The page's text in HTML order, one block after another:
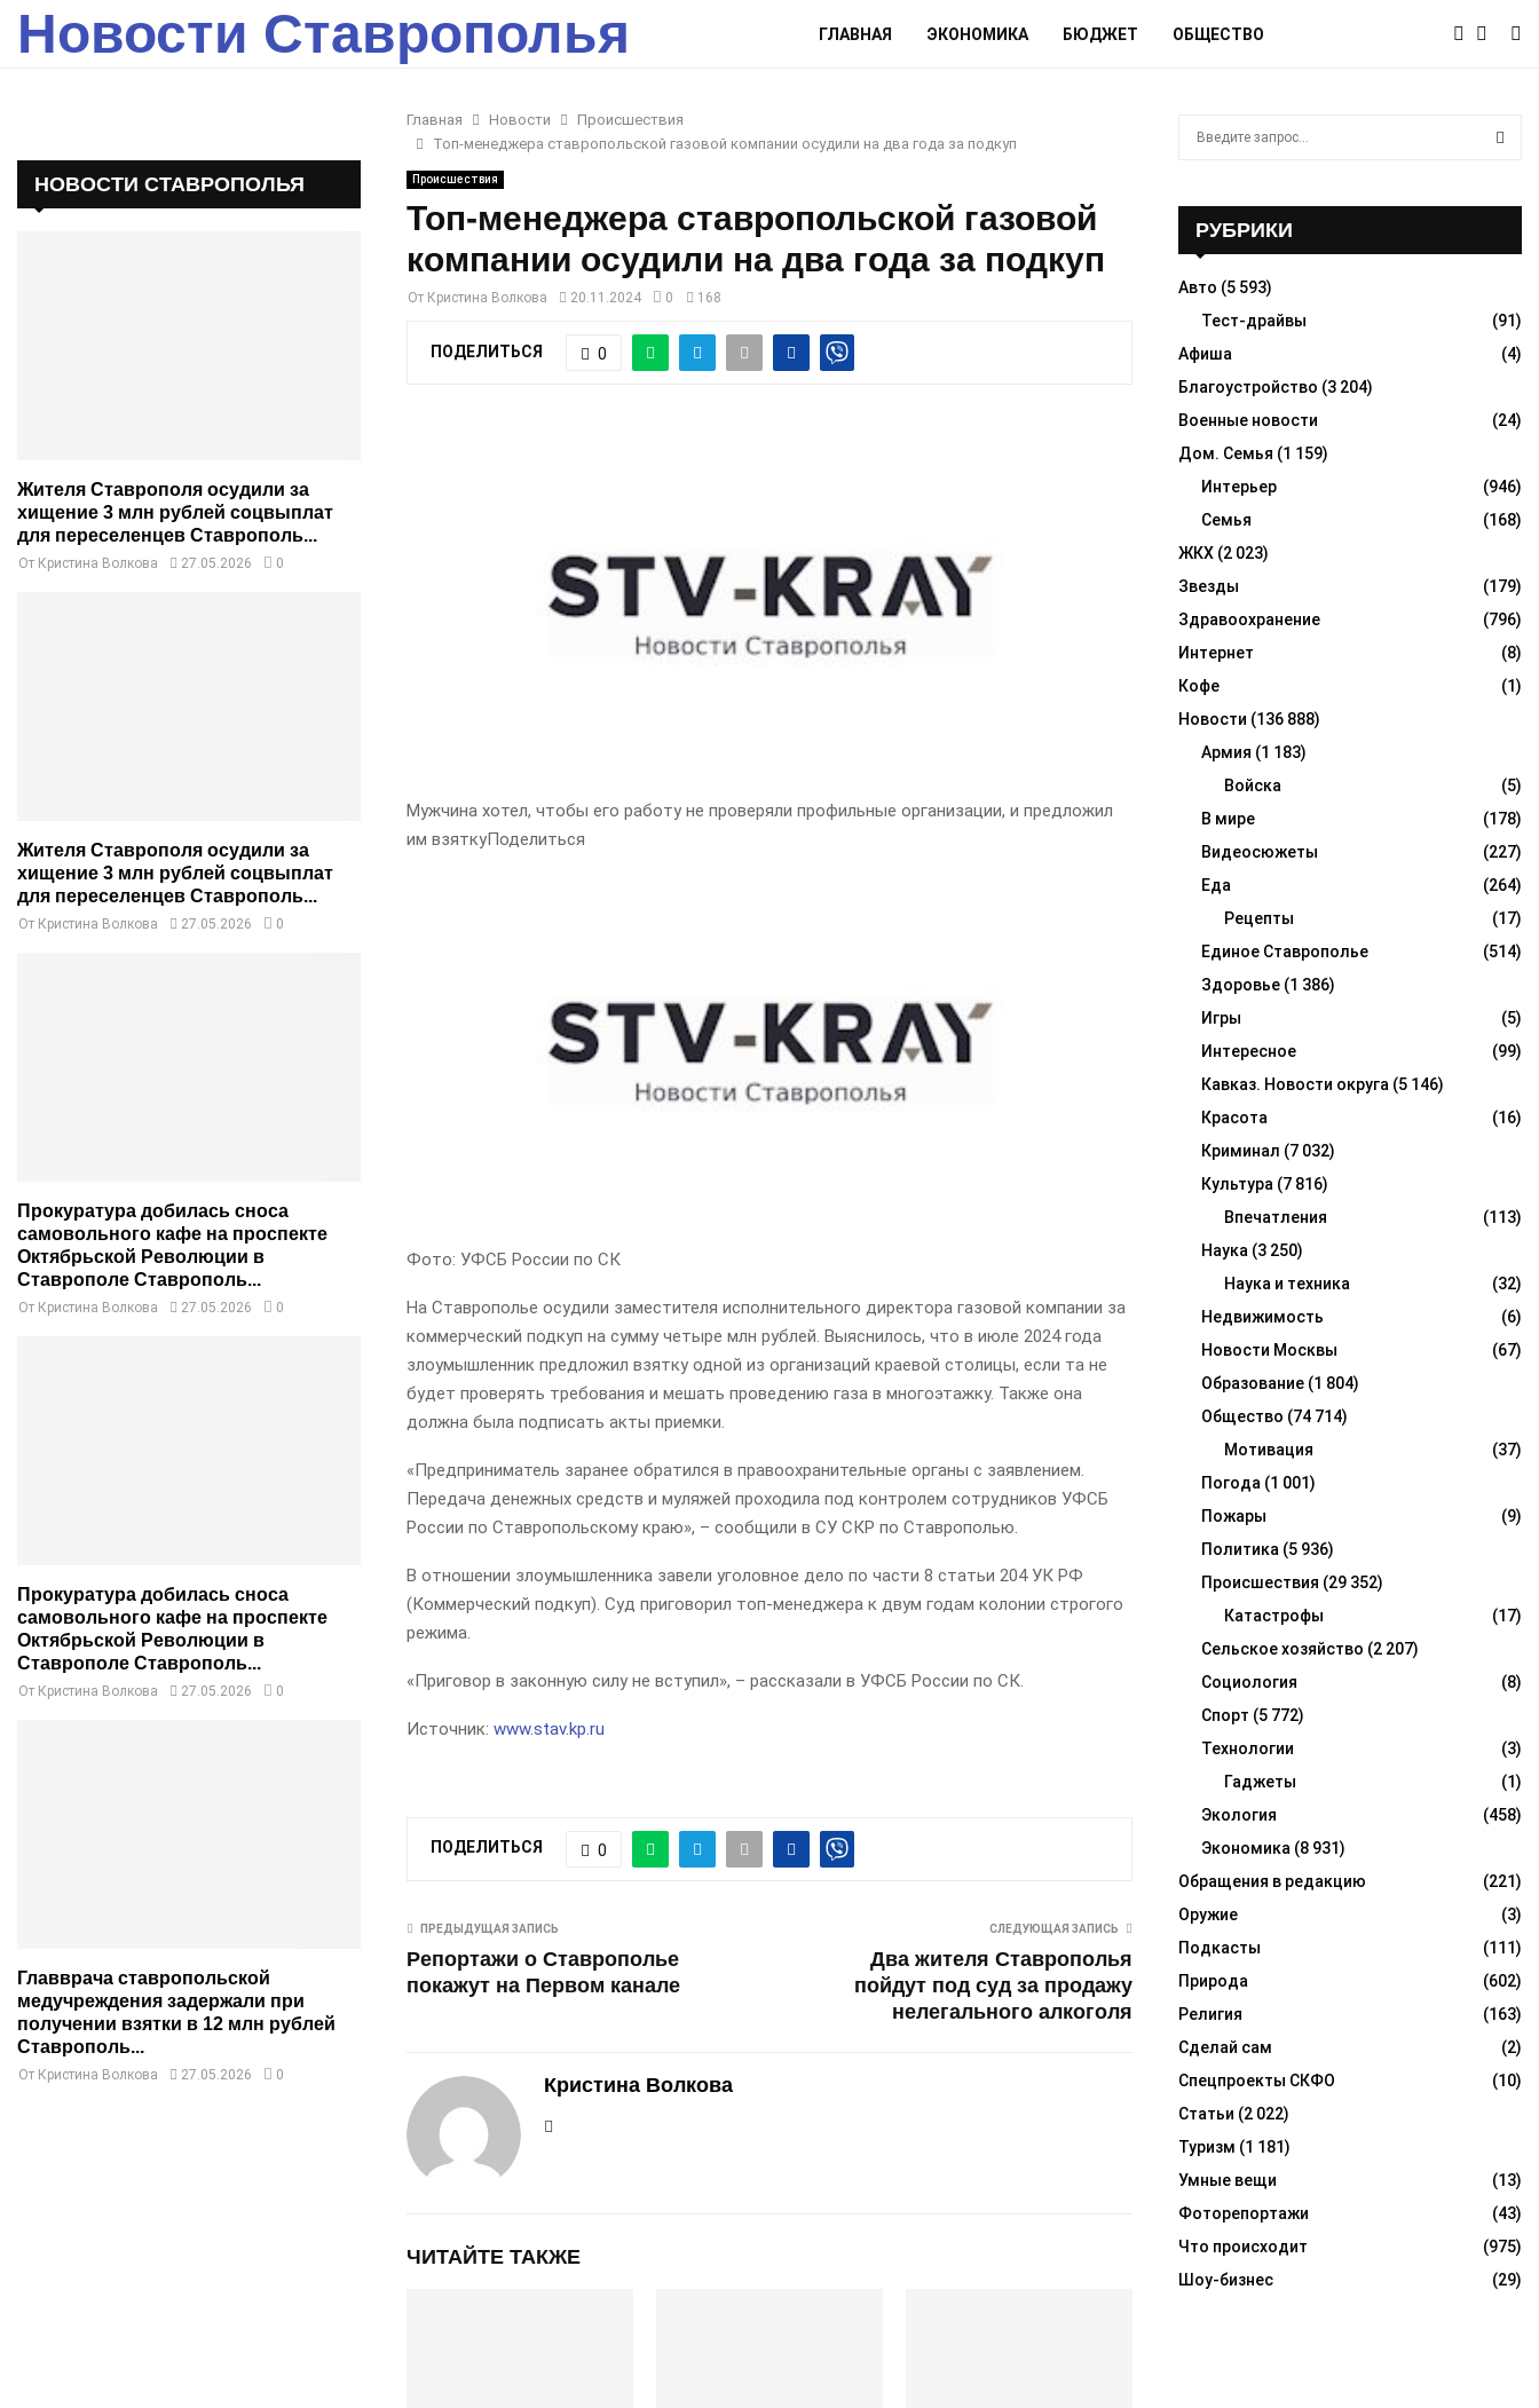
Новости Ставрополья ГЛАВНАЯ ЭКОНОМИКА БЮДЖЕТ ОБЩЕСТВО
Главная Новости
Происшествия
Топ-менеджера ставропольской газовой компании осудили на два года за подкуп
Происшествия
Топ-менеджера ставропольской газовой
компании осудили на два года за подкуп
От Кристина Волкова 20.11.2024 0 168
ПОДЕЛИТЬСЯ 0
Мужчина хотел, чтобы его работу не проверяли профильные организации, и предложил
им взяткуПоделиться
Фото: УФСБ России по СК
На Ставрополье осудили заместителя исполнительного директора газовой компании за
коммерческий подкуп на сумму четыре млн рублей. Выяснилось, что в июле 2024 года
злоумышленник предложил взятку одной из организаций краевой столицы, если та не
будет проверять требования и мешать проведению газа в многоэтажку. Также она
должна была подписать акты приемки.
«Предприниматель заранее обратился в правоохранительные органы с заявлением.
Передача денежных средств и муляжей проходила под контролем сотрудников УФСБ
России по Ставропольскому краю», – сообщили в СУ СКР по Ставрополью.
В отношении злоумышленника завели уголовное дело по части 8 статьи 204 УК РФ
(Коммерческий подкуп). Суд приговорил топ-менеджера к двум годам колонии строгого
режима.
«Приговор в законную силу не вступил», – рассказали в УФСБ России по СК.
Источник: www.stav.kp.ru
ПОДЕЛИТЬСЯ 0
ПРЕДЫДУЩАЯ ЗАПИСЬ
Репортажи о Ставрополье
покажут на Первом канале
СЛЕДУЮЩАЯ ЗАПИСЬ
Два жителя Ставрополья
пойдут под суд за продажу
нелегального алкоголя
Кристина Волкова
ЧИТАЙТЕ ТАКЖЕ
НОВОСТИ СТАВРОПОЛЬЯ
Жителя Ставрополя осудили за
хищение 3 млн рублей соцвыплат
для переселенцев Ставрополь...
От Кристина Волкова 27.05.2026 0
Жителя Ставрополя осудили за
хищение 3 млн рублей соцвыплат
для переселенцев Ставрополь...
От Кристина Волкова 27.05.2026 0
Прокуратура добилась сноса
самовольного кафе на проспекте
Октябрьской Революции в
Ставрополе Ставрополь...
От Кристина Волкова 27.05.2026 0
Прокуратура добилась сноса
самовольного кафе на проспекте
Октябрьской Революции в
Ставрополе Ставрополь...
От Кристина Волкова 27.05.2026 0
Главврача ставропольской
медучреждения задержали при
получении взятки в 12 млн рублей
Ставрополь...
От Кристина Волкова 27.05.2026 0
o
R
C
H
РУБРИКИ
Авто (5 593)
Тест-драйвы
(91)
Афиша
(4)
Благоустройство (3 204)
Военные новости
(24)
Дом. Семья (1 159)
Интерьер
(946)
Семья
(168)
ЖКХ (2 023)
Звезды
(179)
Здравоохранение
(796)
Интернет
(8)
Кофе
(1)
Новости (136 888)
Армия (1 183)
Войска
(5)
В мире
(178)
Видеосюжеты
(227)
Еда
(264)
Рецепты
(17)
Единое Ставрополье
(514)
Здоровье (1 386)
Игры
(5)
Интересное
(99)
Кавказ. Новости округа (5 146)
Красота
(16)
Криминал (7 032)
Культура (7 816)
Впечатления
(113)
Наука (3 250)
Наука и техника
(32)
Недвижимость
(6)
Новости Москвы
(67)
Образование (1 804)
Общество (74 714)
Мотивация
(37)
Погода (1 001)
Пожары
(9)
Политика (5 936)
Происшествия (29 352)
Катастрофы
(17)
Сельское хозяйство (2 207)
Социология
(8)
Спорт (5 772)
Технологии
(3)
Гаджеты
(1)
Экология
(458)
Экономика (8 931)
Обращения в редакцию
(221)
Оружие
(3)
Подкасты
(111)
Природа
(602)
Религия
(163)
Сделай сам
(2)
Спецпроекты СКФО
(10)
Статьи (2 022)
Туризм (1 181)
Умные вещи
(13)
Фоторепортажи
(43)
Что происходит
(975)
Шоу-бизнес
(29)